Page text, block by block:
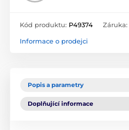
Kód produktu: P49374 Záruka:
Informace o prodejci
Popis a parametry
Doplňující informace